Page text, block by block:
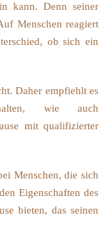
kann. Denn seiner
Menschen reagiert
ob sich ein
Daher empfiehlt es
wie auch
mit qualifizierter
Menschen, die sich
Eigenschaften des
bieten, das seinen